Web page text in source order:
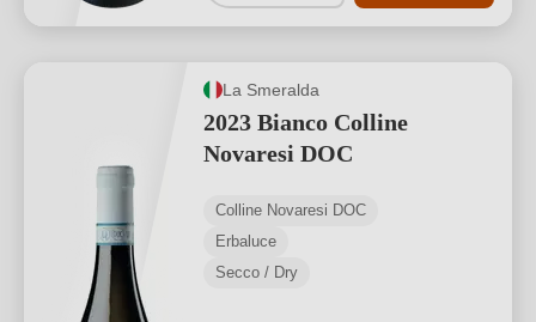
La Smeralda
2023 Bianco Colline
Novaresi DOC
Colline Novaresi DOC
Erbaluce
Secco / Dry